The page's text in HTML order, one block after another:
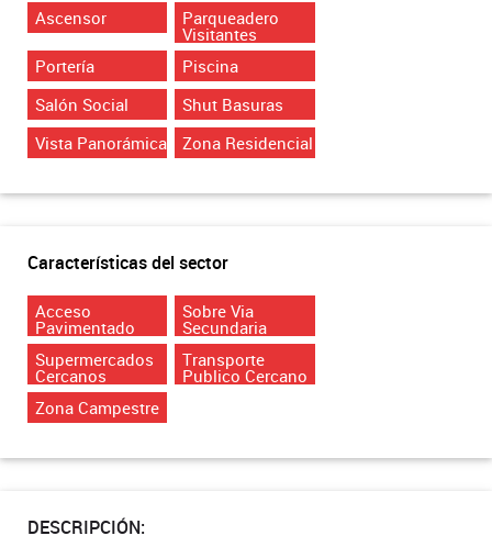
Ascensor Parqueadero
Visitantes
Portería
Piscina
Salón Social
Shut Basuras
Vista Panorámica
Zona Residencial
Características del sector
Acceso
Pavimentado
Sobre Via
Secundaria
Supermercados
Cercanos
Transporte
Publico Cercano
Zona Campestre
DESCRIPCIÓN: